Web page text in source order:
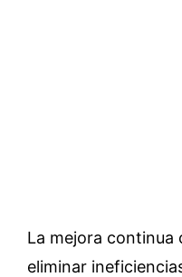
La mejora continua
eliminar